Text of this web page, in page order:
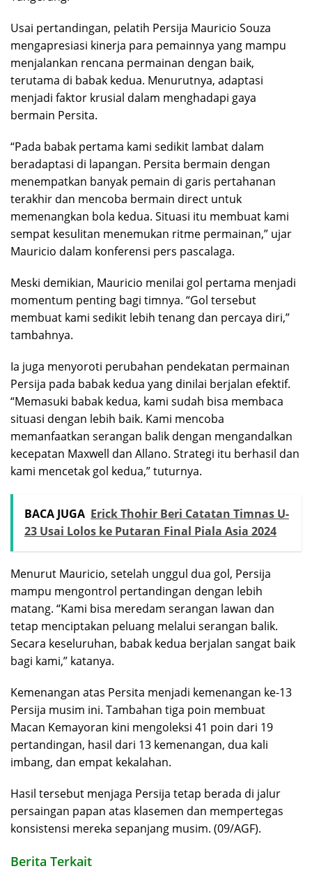
Usai pertandingan, pelatih Persija Mauricio Souza
mengapresiasi kinerja para pemainnya yang mampu
menjalankan rencana permainan dengan baik,
terutama di babak kedua. Menurutnya, adaptasi
menjadi faktor krusial dalam menghadapi gaya
bermain Persita.
“Pada babak pertama kami sedikit lambat dalam
beradaptasi di lapangan. Persita bermain dengan
menempatkan banyak pemain di garis pertahanan
terakhir dan mencoba bermain direct untuk
memenangkan bola kedua. Situasi itu membuat kami
sempat kesulitan menemukan ritme permainan,” ujar
Mauricio dalam konferensi pers pascalaga.
Meski demikian, Mauricio menilai gol pertama menjadi
momentum penting bagi timnya. “Gol tersebut
membuat kami sedikit lebih tenang dan percaya diri,”
tambahnya.
Ia juga menyoroti perubahan pendekatan permainan
Persija pada babak kedua yang dinilai berjalan efektif.
“Memasuki babak kedua, kami sudah bisa membaca
situasi dengan lebih baik. Kami mencoba
memanfaatkan serangan balik dengan mengandalkan
kecepatan Maxwell dan Allano. Strategi itu berhasil dan
kami mencetak gol kedua,” tuturnya.
BACA JUGA Erick Thohir Beri Catatan Timnas U-
23 Usai Lolos ke Putaran Final Piala Asia 2024
Menurut Mauricio, setelah unggul dua gol, Persija
mampu mengontrol pertandingan dengan lebih
matang. “Kami bisa meredam serangan lawan dan
tetap menciptakan peluang melalui serangan balik.
Secara keseluruhan, babak kedua berjalan sangat baik
bagi kami,” katanya.
Kemenangan atas Persita menjadi kemenangan ke-13
Persija musim ini. Tambahan tiga poin membuat
Macan Kemayoran kini mengoleksi 41 poin dari 19
pertandingan, hasil dari 13 kemenangan, dua kali
imbang, dan empat kekalahan.
Hasil tersebut menjaga Persija tetap berada di jalur
persaingan papan atas klasemen dan mempertegas
konsistensi mereka sepanjang musim. (09/AGF).
Berita Terkait